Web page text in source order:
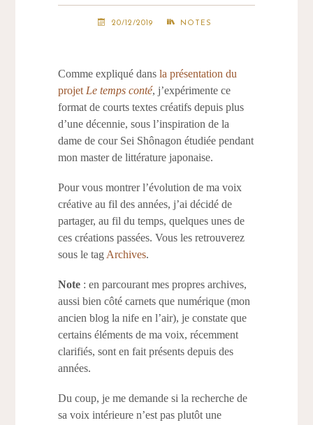
20/12/2019 NOTES
Comme expliqué dans la présentation du
projet Le temps conté, j’expérimente ce
format de courts textes créatifs depuis plus
d’une décennie, sous l’inspiration de la
dame de cour Sei Shônagon étudiée pendant
mon master de littérature japonaise.
Pour vous montrer l’évolution de ma voix
créative au fil des années, j’ai décidé de
partager, au fil du temps, quelques unes de
ces créations passées. Vous les retrouverez
sous le tag Archives.
Note: en parcourant mes propres archives,
aussi bien côté carnets que numérique (mon
ancien blog la nife en l’air), je constate que
certains éléments de ma voix, récemment
clarifiés, sont en fait présents depuis des
années.
Du coup, je me demande si la recherche de
sa voix intérieure n’est pas plutôt une